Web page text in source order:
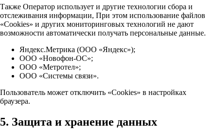
Также Оператор использует и другие технологии сбора и
отслеживания информации, При этом использование файлов
«Cookies» и других мониторинговых технологий не дают
возможности автоматически получать персональные данные.
Яндекс.Метрика (ООО «Яндекс»);
ООО «Новофон-ОС»;
ООО «Метротел»;
ООО «Системы связи».
Пользователь может отключить «Cookies» в настройках
браузера.
5. Защита и хранение данных